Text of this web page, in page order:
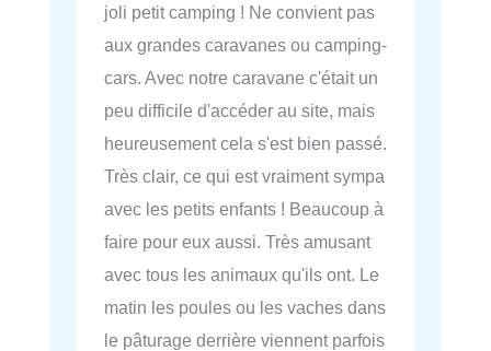
joli petit camping ! Ne convient pas
aux grandes caravanes ou camping-
cars. Avec notre caravane c'était un
peu difficile d'accéder au site, mais
heureusement cela s'est bien passé.
Très clair, ce qui est vraiment sympa
avec les petits enfants ! Beaucoup à
faire pour eux aussi. Très amusant
avec tous les animaux qu'ils ont. Le
matin les poules ou les vaches dans
le pâturage derrière viennent parfois